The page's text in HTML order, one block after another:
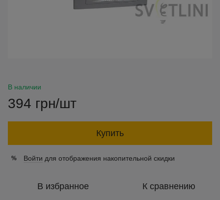
В наличии
394 грн/шт
Купить
% Войти для отображения накопительной скидки
В избранное К сравнению